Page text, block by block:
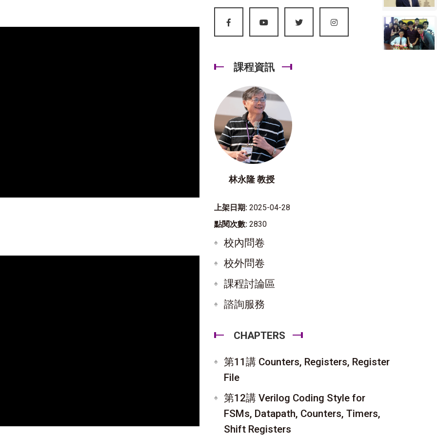
課程資訊
林永隆 教授
上架日期: 2025-04-28
點閱次數: 2830
校內問卷
校外問卷
課程討論區
諮詢服務
CHAPTERS
第11講 Counters, Registers, Register
File
第12講 Verilog Coding Style for
FSMs, Datapath, Counters, Timers,
Shift Registers